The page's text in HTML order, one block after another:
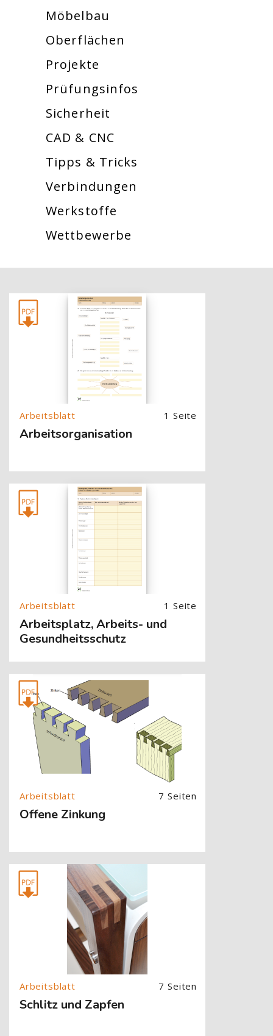
Möbelbau
Oberflächen
Projekte
Prüfungsinfos
Sicherheit
CAD & CNC
Tipps & Tricks
Verbindungen
Werkstoffe
Wettbewerbe
[Cocoon] About (Text with Image) überspringen
1 Seite
Arbeitsorganisation
[Cocoon] About (Text with Image) überspringen
1 Seite
Arbeitsplatz, Arbeits- und
Gesundheitsschutz
[Cocoon] About (Text with Image) überspringen
7 Seiten
Offene Zinkung
[Cocoon] About (Text with Image) überspringen
7 Seiten
Schlitz und Zapfen